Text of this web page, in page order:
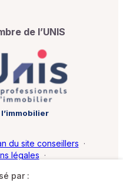
par :
de l’UNIS
du site conseillers ·
légales ·
· Paramétrer mes cookies